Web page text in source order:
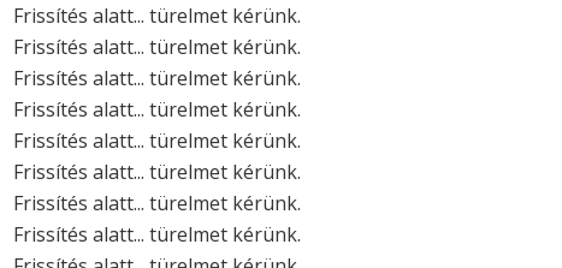
Frissítés alatt... türelmet kérünk.
Frissítés alatt... türelmet kérünk.
Frissítés alatt... türelmet kérünk.
Frissítés alatt... türelmet kérünk.
Frissítés alatt... türelmet kérünk.
Frissítés alatt... türelmet kérünk.
Frissítés alatt... türelmet kérünk.
Frissítés alatt... türelmet kérünk.